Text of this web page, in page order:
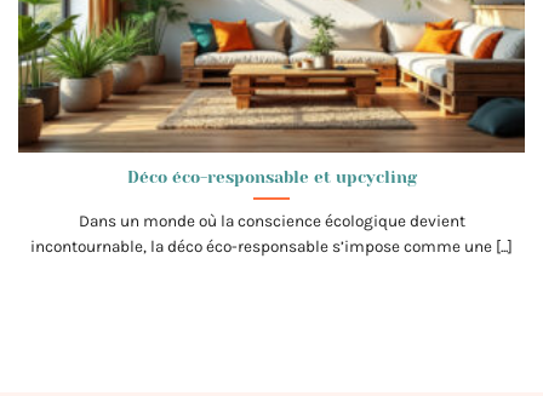
Déco éco-responsable et upcycling
Dans un monde où la conscience écologique devient
incontournable, la déco éco-responsable s’impose comme une [...]